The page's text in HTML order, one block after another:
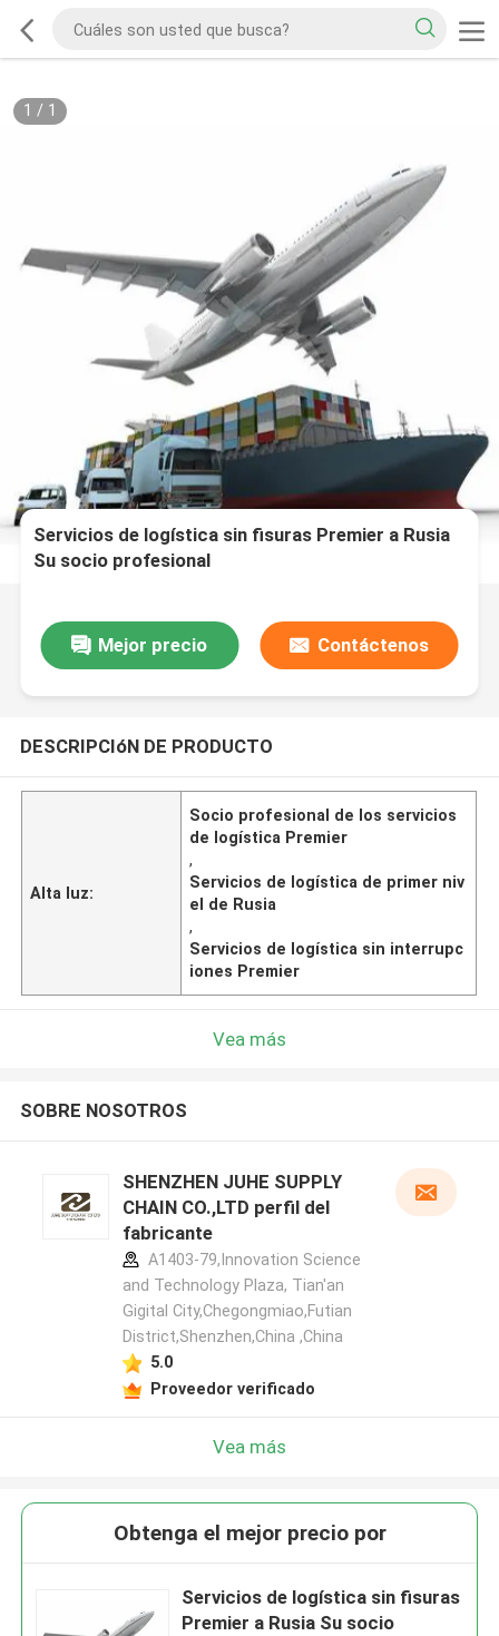
1 / 1
Servicios de logística sin fisuras Premier a Rusia
Su socio profesional
Mejor precio Contáctenos
DESCRIPCIóN DE PRODUCTO
Alta luz:
Socio profesional de los servicios
de logística Premier
,
Servicios de logística de primer niv
el de Rusia
,
Servicios de logística sin interrupc
iones Premier
Vea más
SOBRE NOSOTROS
SHENZHEN JUHE SUPPLY
CHAIN CO.,LTD perfil del
fabricante
A1403-79,Innovation Science
and Technology Plaza, Tian'an
Gigital City,Chegongmiao,Futian
District,Shenzhen,China ,China
5.0
Proveedor verificado
Vea más
Obtenga el mejor precio por
Servicios de logística sin fisuras
Premier a Rusia Su socio